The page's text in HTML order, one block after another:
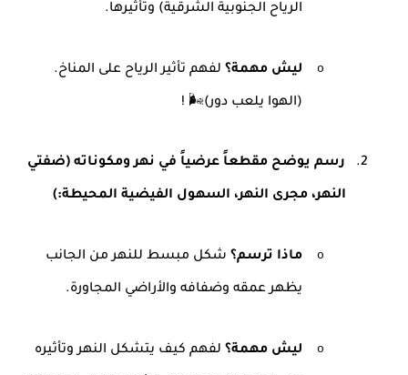
الرياح الجنوبية الشرقية) وتأثيرها.
o ليش مهمة؟ لفهم تأثير الرياح على المناخ.
(الهوا يلعب دور! 🌬️(
2. رسم يوضح مقطعاً عرضياً في نهر ومكوناته (ضفتي
النهر، مجرى النهر، السهول الفيضية المحيطة(:
o ماذا ترسم؟ شكل مبسط للنهر من الجانب
يظهر عمقه وضفافه والأراضي المجاورة.
o ليش مهمة؟ لفهم كيف يتشكل النهر وتأثيره